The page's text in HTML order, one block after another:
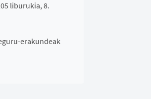
liburukia, 8.
erakundeak